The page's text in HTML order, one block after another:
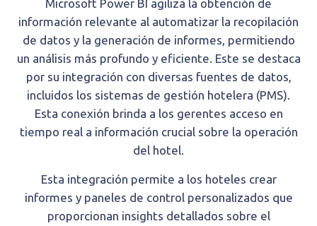
Microsoft Power BI agiliza la obtención de
información relevante al automatizar la recopilación
de datos y la generación de informes, permitiendo
un análisis más profundo y eficiente. Este se destaca
por su integración con diversas fuentes de datos,
incluidos los sistemas de gestión hotelera (PMS).
Esta conexión brinda a los gerentes acceso en
tiempo real a información crucial sobre la operación
del hotel.
Esta integración permite a los hoteles crear
informes y paneles de control personalizados que
proporcionan insights detallados sobre el